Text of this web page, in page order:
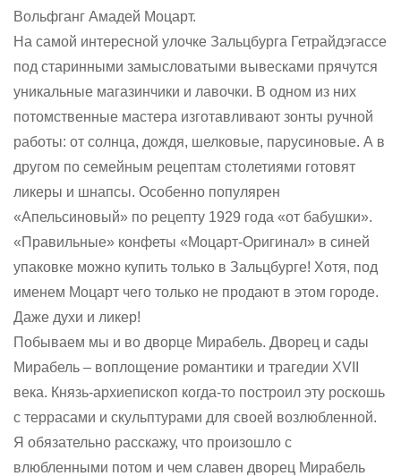
Вольфганг Амадей Моцарт.
На самой интересной улочке Зальцбурга Гетрайдэгассе
под старинными замысловатыми вывесками прячутся
уникальные магазинчики и лавочки. В одном из них
потомственные мастера изготавливают зонты ручной
работы: от солнца, дождя, шелковые, парусиновые. А в
другом по семейным рецептам столетиями готовят
ликеры и шнапсы. Особенно популярен
«Апельсиновый» по рецепту 1929 года «от бабушки».
«Правильные» конфеты «Моцарт-Оригинал» в синей
упаковке можно купить только в Зальцбурге! Хотя, под
именем Моцарт чего только не продают в этом городе.
Даже духи и ликер!
Побываем мы и во дворце Мирабель. Дворец и сады
Мирабель – воплощение романтики и трагедии XVII
века. Князь-архиепископ когда-то построил эту роскошь
с террасами и скульптурами для своей возлюбленной.
Я обязательно расскажу, что произошло с
влюбленными потом и чем славен дворец Мирабель